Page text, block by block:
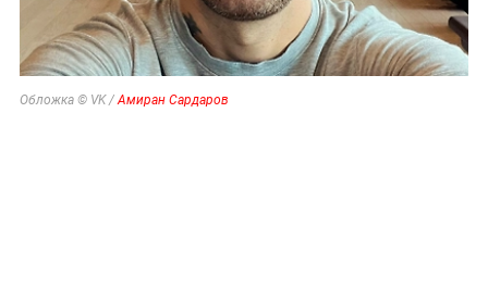
Обложка © VK /Амиран Сардаров